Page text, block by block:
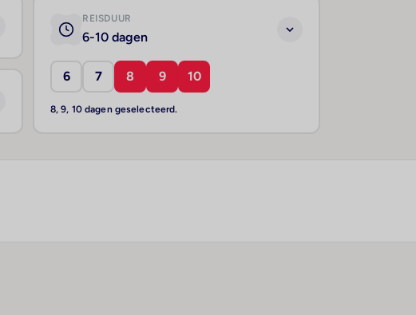
REISDUUR
6-10 dagen
6 7 8 9 10
8, 9, 10 dagen geselecteerd.